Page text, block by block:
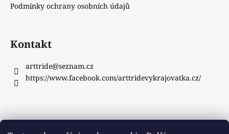
Podmínky ochrany osobních údajů
Kontakt
arttride@seznam.cz
https://www.facebook.com/arttridevykrajovatka.cz/